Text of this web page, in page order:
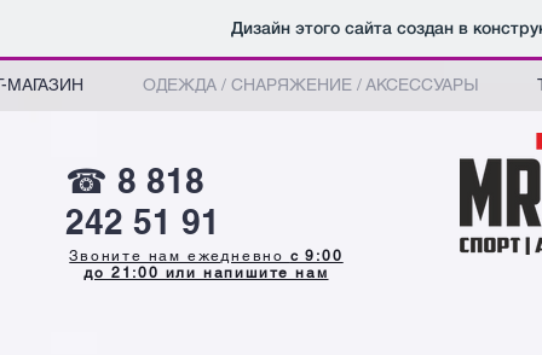
Дизайн этого сайта создан в
МАГАЗИН ОДЕЖДА / СНАРЯЖЕНИЕ / АКСЕССУАРЫ
☎ 8 818
242 51 91
Звоните нам ежедневно с 9:00
до 21:00 или напишите нам